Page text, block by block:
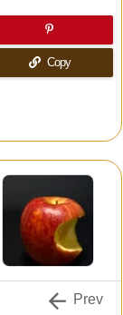
Copy
 Prev